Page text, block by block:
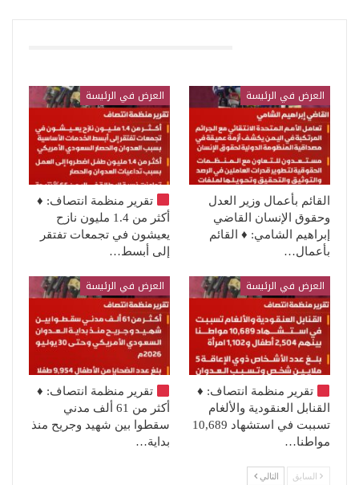
العرض في الرئيسة
القائم بأعمال وزير العدل
وحقوق الإنسان القاضي
إبراهيم الشامي: ♦️ القائم
بأعمال…
العرض في الرئيسة
تقرير منظمة انتصاف: ♦️
أكثر من 1.4 مليون نازح
يعيشون في تجمعات تفتقر
إلى أبسط…
العرض في الرئيسة
تقرير منظمة انتصاف: ♦️
القنابل العنقودية والألغام
تسببت في استشهاد 10,689
مواطنا…
العرض في الرئيسة
تقرير منظمة انتصاف: ♦️
أكثر من 61 ألف مدني
سقطوا بين شهيد وجريح منذ
بداية…
السابق التالي